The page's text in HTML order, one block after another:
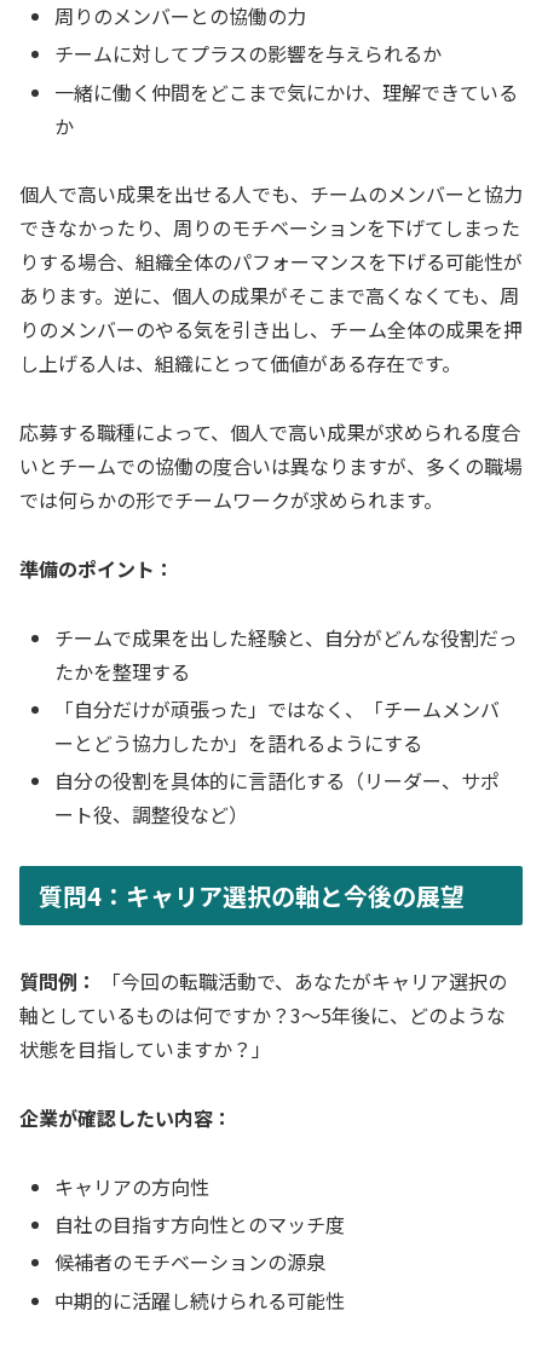
周りのメンバーとの協働の力
チームに対してプラスの影響を与えられるか
一緒に働く仲間をどこまで気にかけ、理解できている
か
個人で高い成果を出せる人でも、チームのメンバーと協力
できなかったり、周りのモチベーションを下げてしまった
りする場合、組織全体のパフォーマンスを下げる可能性が
あります。逆に、個人の成果がそこまで高くなくても、周
りのメンバーのやる気を引き出し、チーム全体の成果を押
し上げる人は、組織にとって価値がある存在です。
応募する職種によって、個人で高い成果が求められる度合
いとチームでの協働の度合いは異なりますが、多くの職場
では何らかの形でチームワークが求められます。
準備のポイント：
チームで成果を出した経験と、自分がどんな役割だっ
たかを整理する
「自分だけが頑張った」ではなく、「チームメンバ
ーとどう協力したか」を語れるようにする
自分の役割を具体的に言語化する（リーダー、サポ
ート役、調整役など）
質問4：キャリア選択の軸と今後の展望
質問例：
「今回の転職活動で、あなたがキャリア選択の
軸としているものは何ですか？3〜5年後に、どのような
状態を目指していますか？」
企業が確認したい内容：
キャリアの方向性
自社の目指す方向性とのマッチ度
候補者のモチベーションの源泉
中期的に活躍し続けられる可能性